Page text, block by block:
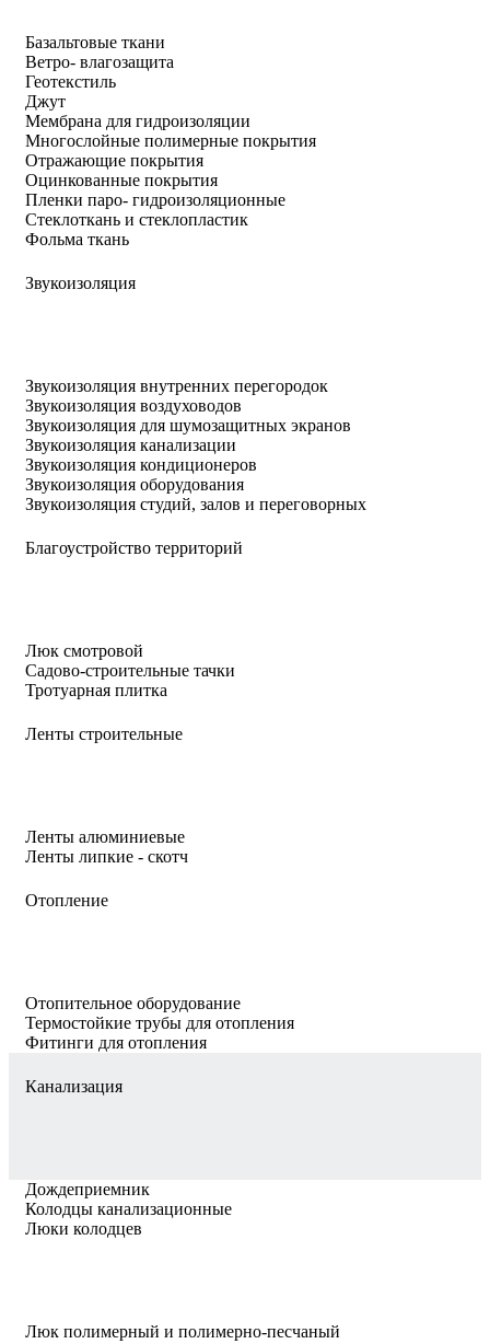
Базальтовые ткани
Ветро- влагозащита
Геотекстиль
Джут
Мембрана для гидроизоляции
Многослойные полимерные покрытия
Отражающие покрытия
Оцинкованные покрытия
Пленки паро- гидроизоляционные
Стеклоткань и стеклопластик
Фольма ткань
Звукоизоляция
Звукоизоляция внутренних перегородок
Звукоизоляция воздуховодов
Звукоизоляция для шумозащитных экранов
Звукоизоляция канализации
Звукоизоляция кондиционеров
Звукоизоляция оборудования
Звукоизоляция студий, залов и переговорных
Благоустройство территорий
Люк смотровой
Садово-строительные тачки
Тротуарная плитка
Ленты строительные
Ленты алюминиевые
Ленты липкие - скотч
Отопление
Отопительное оборудование
Термостойкие трубы для отопления
Фитинги для отопления
Канализация
Дождеприемник
Колодцы канализационные
Люки колодцев
Люк полимерный и полимерно-песчаный